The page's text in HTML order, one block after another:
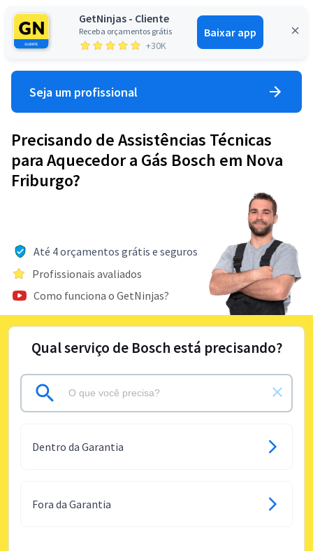
GetNinjas - Cliente
Receba orçamentos grátis
+30K
Baixar app
Entrar
Seja um profissional
Precisando de Assistências Técnicas
para Aquecedor a Gás Bosch em Nova
Friburgo?
Até 4 orçamentos grátis e seguros
Profissionais avaliados
Como funciona o GetNinjas?
Qual serviço de Bosch está precisando?
Dentro da Garantia
Fora da Garantia